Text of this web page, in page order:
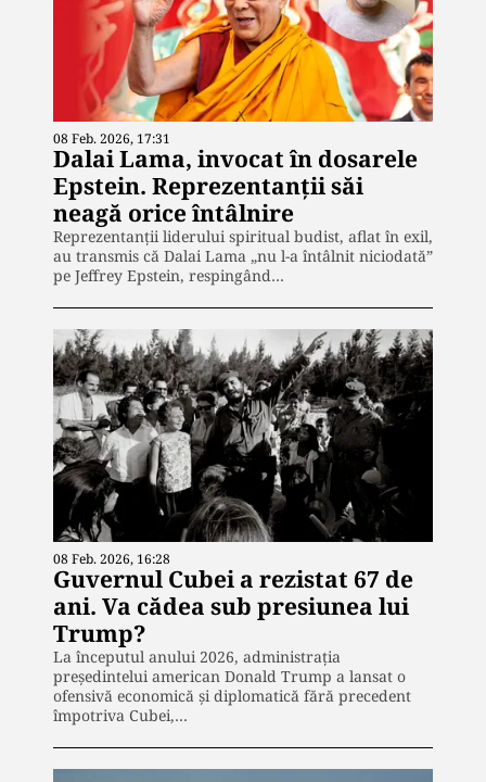
08 Feb. 2026, 17:31
Dalai Lama, invocat în dosarele
Epstein. Reprezentanții săi
neagă orice întâlnire
Reprezentanții liderului spiritual budist, aflat în exil,
au transmis că Dalai Lama „nu l-a întâlnit niciodată”
pe Jeffrey Epstein, respingând…
08 Feb. 2026, 16:28
Guvernul Cubei a rezistat 67 de
ani. Va cădea sub presiunea lui
Trump?
La începutul anului 2026, administrația
președintelui american Donald Trump a lansat o
ofensivă economică și diplomatică fără precedent
împotriva Cubei,…